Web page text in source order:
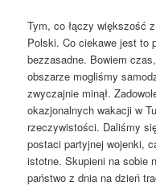
Tym, co łączy większość
Polski. Co ciekawe jest to
bezzasadne. Bowiem
obszarze mogliśmy
zwyczajnie minął.
okazjonalnych wakacji w
rzeczywistości. Daliśmy
postaci partyjnej wojenki,
istotne. Skupieni na sobie
państwo z dnia na dzień